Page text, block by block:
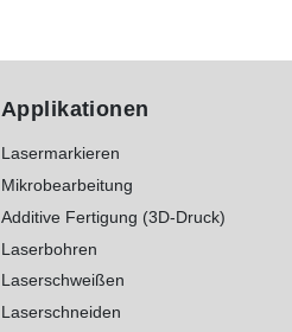
Applikationen
Lasermarkieren
Mikrobearbeitung
Additive Fertigung (3D-Druck)
Laserbohren
Laserschweißen
Laserschneiden